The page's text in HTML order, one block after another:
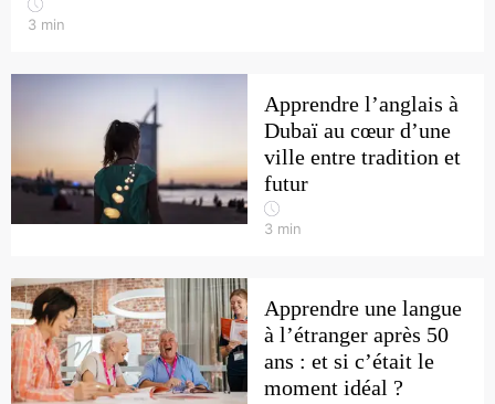
3 min
Apprendre l’anglais à
Dubaï au cœur d’une
ville entre tradition et
futur
3 min
Apprendre une langue
à l’étranger après 50
ans : et si c’était le
moment idéal ?